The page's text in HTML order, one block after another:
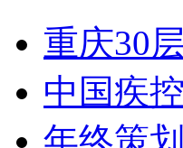
重庆30
中国疾
年终策